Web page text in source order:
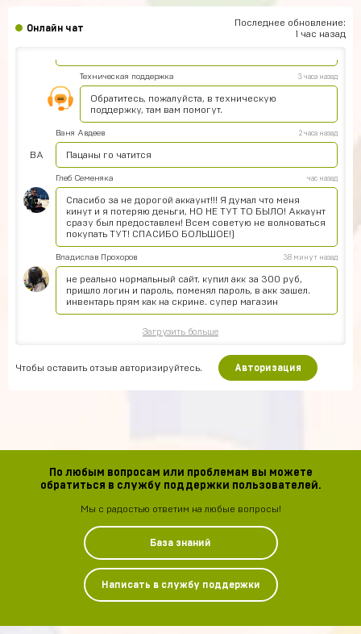
Онлайн чат
Последнее обновление:
1 час назад
3 часа назад
Техническая поддержка 3 часа назад
Обратитесь, пожалуйста, в техническую
поддержку, там вам помогут.
ВА
Ваня Авдеев 2 часа назад
Пацаны го чатится
Глеб Семеняка час назад
Спасибо за не дорогой аккаунт!!! Я думал что меня
кинут и я потеряю деньги, НО НЕ ТУТ ТО БЫЛО! Аккаунт
сразу был предоставлен! Всем советую не волноваться
покупать ТУТ! СПАСИБО БОЛЬШОЕ!)
Владислав Прохоров 38 минут назад
не реально нормальный сайт. купил акк за 300 руб,
пришло логин и пароль, поменял пароль, в акк зашел.
инвентарь прям как на скрине. супер магазин
Загрузить больше
Чтобы оставить отзыв авторизируйтесь. Авторизация
По любым вопросам или проблемам вы можете
обратиться в службу поддержки пользователей.
Мы с радостью ответим на любые вопросы!
База знаний
Написать в службу поддержки